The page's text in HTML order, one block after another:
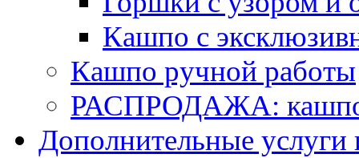
Кашпо с
Кашпо ручной работы
РАСПРОДАЖА: кашпо
Дополнительные услуги